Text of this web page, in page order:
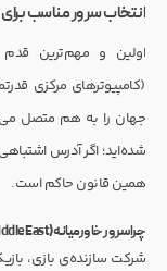
انتخاب سرور مناسب
اولین و مهم‌ترین قدم
(کامپیوترهای مرکزی
جهان را به هم متصل
شده‌اید؛ اگر آدرس
همین قانون حاکم است.
چرا سرور خاورمیانه (Middle East) بهترین انتخاب است؟
شرکت سازنده‌ی بازی،